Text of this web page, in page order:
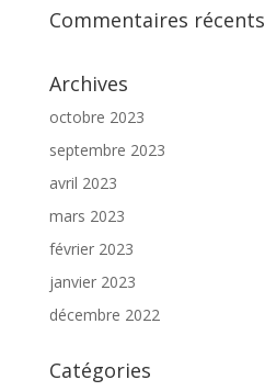
Commentaires récents
Archives
octobre 2023
septembre 2023
avril 2023
mars 2023
février 2023
janvier 2023
décembre 2022
Catégories